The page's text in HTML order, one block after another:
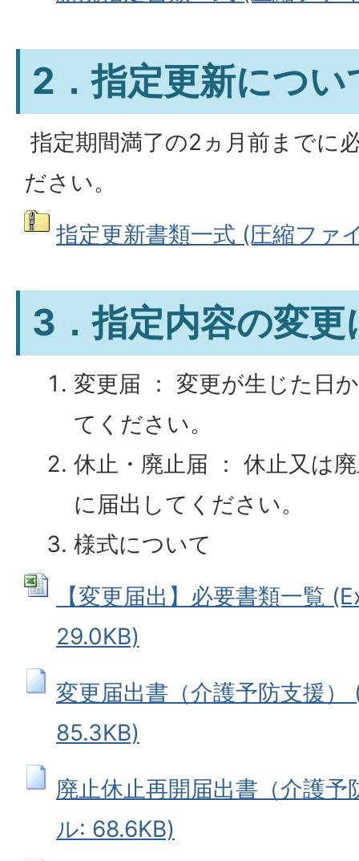
2．指定更新につい
指定期間満了の2ヵ月前までに
ださい。
指定更新書類一式 (圧縮ファ
3．指定内容の変更
変更届 ： 変更が生じた日
てください。
休止・廃止届 ： 休止又は
に届出してください。
様式について
【変更届出】必要書類一覧
29.0KB)
変更届出書（介護予防支援）
85.3KB)
廃止休止再開届出書（介護予
ル: 68.6KB)